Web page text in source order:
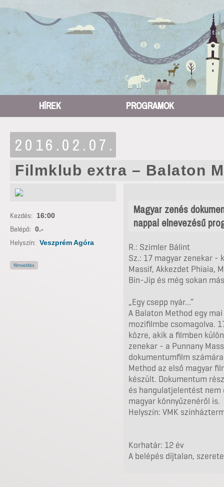
HÍREK PROGRAMOK
2016.02.07.
Filmklub extra – Balaton
Magyar zenés
nappal elnevezésű
R.: Szimler Bálint
Sz.: 17 magyar zenekar -
Massif, Akkezdet Phiaia,
Bin-Jip és még sokan
„Egy csepp nyár...”
A Balaton Method egy
mozifilmbe csomagolva.
közre, akik a filmben
zenekar - a Punnany
dokumentumfilm
Method az első magyar
készült. Dokumentum
és hangulatjelentést nem
magyar könnyűzenéről is.
Helyszín: VMK
Korhatár: 12 év
A belépés díjtalan,
Kezdés: 16:00
Belépő: 0.-
Helyszín: Veszprém Agóra
filmvetítés